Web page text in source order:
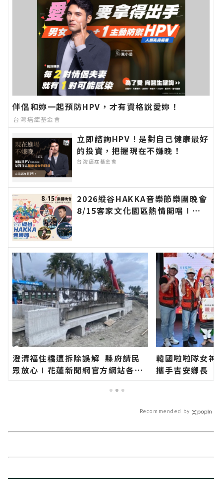
伴侶和妳一起預防HPV，才有資格說愛妳！
台灣癌症基金會
立即諮詢HPV！是對自己健康最好
的投資，把握現在不嫌晚！
台灣癌症基金會
2026縱谷HAKKA音樂節樂團晚會
8/15客家文化園區熱情開唱∣花
訊！
澄清福住橋遭拆除誤解 縣府請民
眾放心∣花蓮新聞網官方網站各類
新聞－最快速的今日新聞報導 最新
韓國啦啦隊女神
攜手吉安鄉長
加「山海共鳴•
導 最新的在地
Recommended by